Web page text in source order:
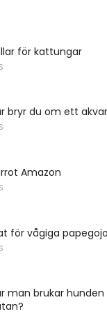
för kattungar
bryr du om ett
Amazon
för vågiga
man brukar